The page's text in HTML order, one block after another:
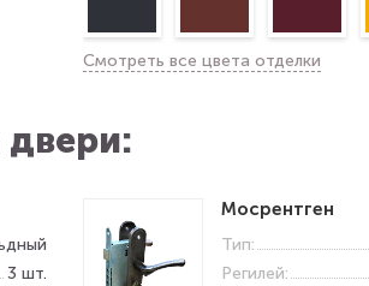
Смотреть все цвета отделки
3 шт.
Мосрентген
Тип:
Регилей: